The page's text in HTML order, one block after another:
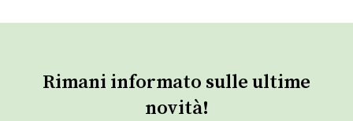
Rimani informato sulle ultime
novità!